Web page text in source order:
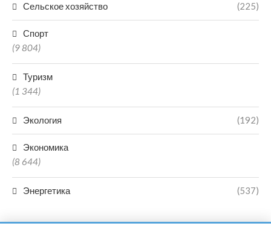
Сельское хозяйство (225)
Спорт
(9 804)
Туризм
(1 344)
Экология (192)
Экономика
(8 644)
Энергетика (537)